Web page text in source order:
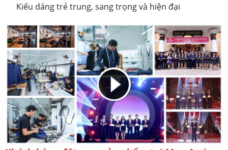
Kiểu dáng trẻ trung, sang trọng và hiện đại